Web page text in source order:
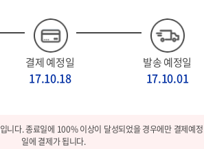
결제 예정일
17.10.18
발송 예정일
17.10.01
입니다. 종료일에 100% 이상이 달성되었을 경우에만 결제예정
일에 결제가 됩니다.